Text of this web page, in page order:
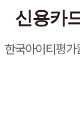
신용카
한국아이티평